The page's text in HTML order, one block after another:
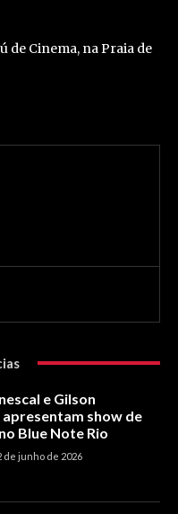
de Cinema, na Praia de
e Gilson
show de
Blue Note Rio
de junho de 2026